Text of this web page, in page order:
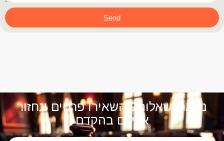
Send
נשארו שאלות? השאירו פרטים ונחזור
אליכם בהקדם